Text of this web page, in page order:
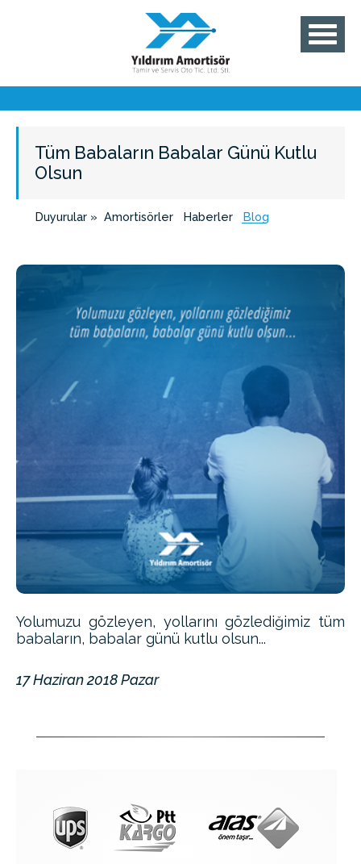
Tüm Babaların Babalar Günü Kutlu
Olsun
Duyurular » Amortisörler Haberler Blog
Yolumuzu gözleyen, yollarını gözlediğimiz tüm
babaların, babalar günü kutlu olsun...
17 Haziran 2018 Pazar